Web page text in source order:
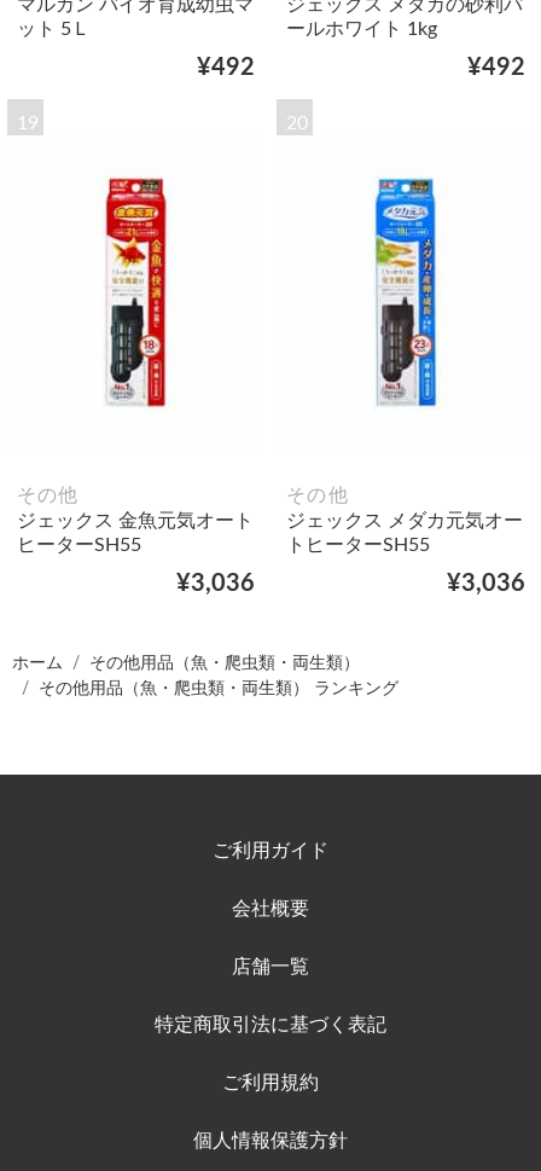
マルカン バイオ育成幼虫マ
ット 5Ｌ
¥492
ジェックス メダカの砂利パ
ールホワイト 1kg
¥492
19
その他
ジェックス 金魚元気オート
ヒーターSH55
¥3,036
20
その他
ジェックス メダカ元気オー
トヒーターSH55
¥3,036
ホーム
その他用品（魚・爬虫類・両生類）
その他用品（魚・爬虫類・両生類） ランキング
ご利用ガイド
会社概要
店舗一覧
特定商取引法に基づく表記
ご利用規約
個人情報保護方針